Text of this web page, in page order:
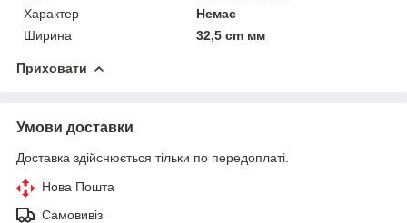
Характер
Немає
Ширина
32,5 cm мм
Приховати
Умови доставки
Доставка здійснюється тільки по передоплаті.
Нова Пошта
Самовивіз